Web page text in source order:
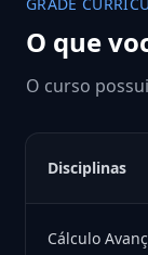
O que
O curso
Disciplinas
Cálculo